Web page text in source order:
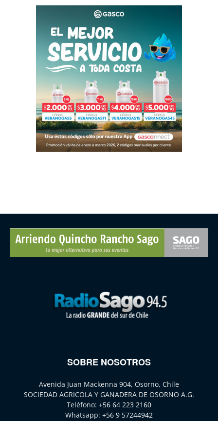
SOBRE NOSOTROS
Avenida Juan Mackenna 904, Osorno, Chile
SOCIEDAD AGRICOLA Y GANADERA DE OSORNO A.G.
Teléfono: +56 64 223 2160
Whatsapp: +56 9 57244942